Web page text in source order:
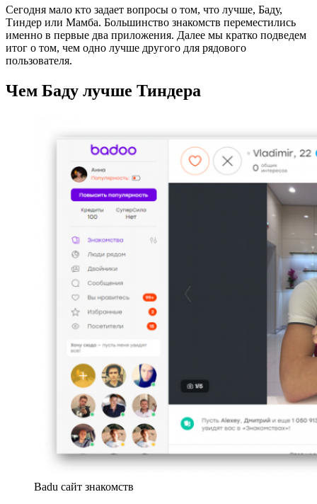
Сегодня мало кто задает вопросы о том, что лучше, Баду,
Тиндер или Мамба. Большинство знакомств переместились
именно в первые два приложения. Далее мы кратко подведем
итог о том, чем одно лучше другого для рядового
пользователя.
Чем Баду лучше Тиндера
Badu сайт знакомств